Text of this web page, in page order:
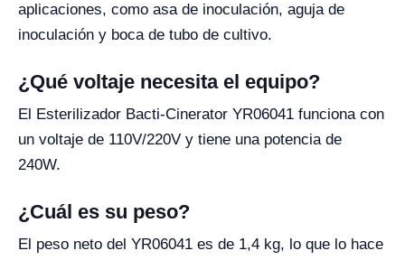
aplicaciones, como asa de inoculación, aguja de
inoculación y boca de tubo de cultivo.
¿Qué voltaje necesita el equipo?
El Esterilizador Bacti-Cinerator YR06041 funciona con
un voltaje de 110V/220V y tiene una potencia de
240W.
¿Cuál es su peso?
El peso neto del YR06041 es de 1,4 kg, lo que lo hace